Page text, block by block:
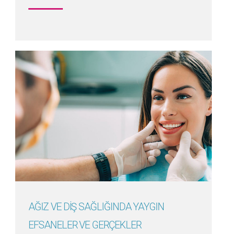
AĞIZ VE DİŞ SAĞLIĞINDA YAYGIN
EFSANELER VE GERÇEKLER